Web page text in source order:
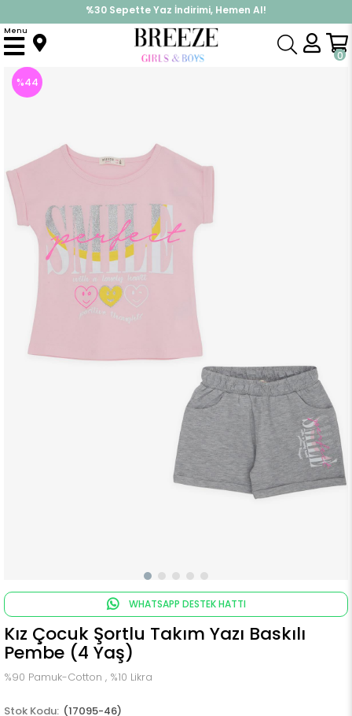
%30 Sepette Yaz İndirimi, Hemen Al!
İndirimlere ek %10 İndirimi Kap, Hemen Üye Ol!
0
Menu
Anasayfa Takımlar Kapri & Şort Takım Kız Çocuk Şortlu Takım Yazı Baskılı Pembe (4 Yaş)
%44
WHATSAPP DESTEK HATTI
Kız Çocuk Şortlu Takım Yazı Baskılı
Pembe (4 Yaş)
%90 Pamuk-Cotton , %10 Likra
(17095-46)